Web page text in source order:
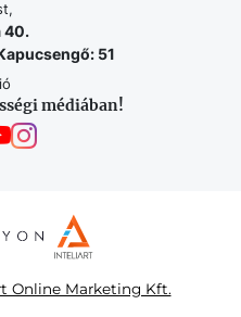
40.
51
médiában!
Online Marketing Kft.